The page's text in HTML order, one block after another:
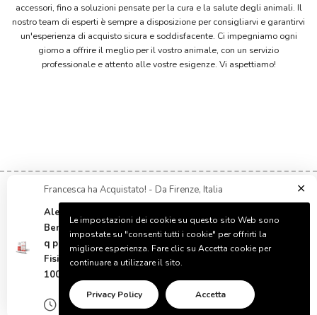
accessori, fino a soluzioni pensate per la cura e la salute degli animali. Il
nostro team di esperti è sempre a disposizione per consigliarvi e garantirvi
un'esperienza di acquisto sicura e soddisfacente. Ci impegniamo ogni
giorno a offrire il meglio per il vostro animale, con un servizio
professionale e attento alle vostre esigenze. Vi aspettiamo!
INFORMATION
COMPANY
Francesca ha Acquistato! - Da Firenze, Italia
Alevica, Alimento complementare per il
Benessere del Sistema nervoso a base di PEA-
q per Cani e Gatti, mantiene l'Equilibrio
Fisiologico del Sistema Nervoso - Flacone da
100 ml
1 ora Verificato
Le impostazioni dei cookie su questo sito Web sono
impostate su "consenti tutti i cookie" per offrirti la
migliore esperienza. Fare clic su Accetta cookie per
continuare a utilizzare il sito.
Privacy Policy Accetta